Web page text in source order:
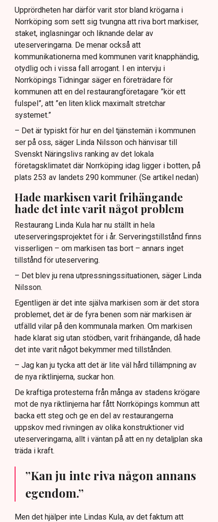
Upprördheten har därför varit stor bland krögarna i
Norrköping som sett sig tvungna att riva bort markiser,
staket, inglasningar och liknande delar av
uteserveringarna. De menar också att
kommunikationerna med kommunen varit knapphändig,
otydlig och i vissa fall arrogant. I en intervju i
Norrköpings Tidningar säger en företrädare för
kommunen att en del restaurangföretagare ”kör ett
fulspel”, att ”en liten klick maximalt stretchar
systemet.”
– Det är typiskt för hur en del tjänstemän i kommunen
ser på oss, säger Linda Nilsson och hänvisar till
Svenskt Näringslivs ranking av det lokala
företagsklimatet där Norrköping idag ligger i botten, på
plats 253 av landets 290 kommuner. (Se artikel nedan)
Hade markisen varit frihängande
hade det inte varit något problem
Restaurang Linda Kula har nu ställt in hela
uteserveringsprojektet för i år. Serveringstillstånd finns
visserligen – om markisen tas bort – annars inget
tillstånd för uteservering.
– Det blev ju rena utpressningssituationen, säger Linda
Nilsson.
Egentligen är det inte själva markisen som är det stora
problemet, det är de fyra benen som när markisen är
utfälld vilar på den kommunala marken. Om markisen
hade klarat sig utan stödben, varit frihängande, då hade
det inte varit något bekymmer med tillstånden.
– Jag kan ju tycka att det är lite väl hård tillämpning av
de nya riktlinjerna, suckar hon.
De kraftiga protesterna från många av stadens krögare
mot de nya riktlinjerna har fått Norrköpings kommun att
backa ett steg och ge en del av restaurangerna
uppskov med rivningen av olika konstruktioner vid
uteserveringarna, allt i väntan på att en ny detaljplan ska
träda i kraft.
”Kan ju inte riva någon annans
egendom.”
Men det hjälper inte Lindas Kula, av det faktum att